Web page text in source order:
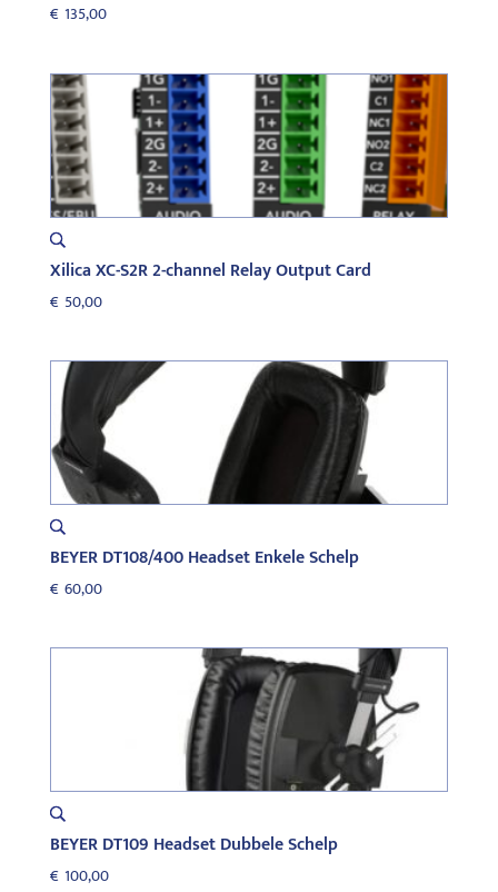
€ 135,00
Xilica XC-S2R 2-channel Relay Output Card
€ 50,00
BEYER DT108/400 Headset Enkele Schelp
€ 60,00
BEYER DT109 Headset Dubbele Schelp
€ 100,00